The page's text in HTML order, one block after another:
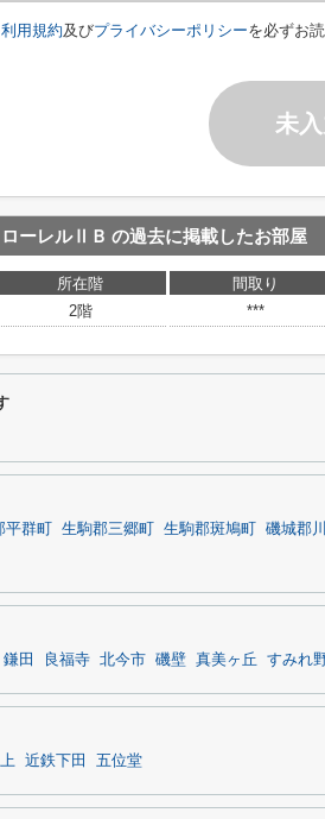
利用規約及びプライバシーポリシーを必ずお
未
ローレルⅡＢ の過去に掲載したお部屋
所在階 間取り
2階
***
群町 生駒郡三郷町 生駒郡斑鳩町 磯城郡川
鎌田 良福寺 北今市 磯壁 真美ヶ丘 すみれ
近鉄下田 五位堂